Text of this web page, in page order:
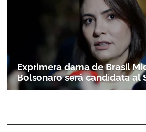
Exprimera dama de Brasil
Bolsonaro será candidata al